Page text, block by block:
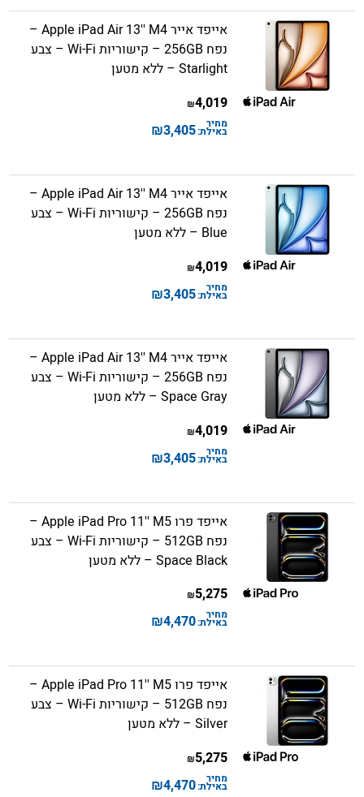
אייפד אייר Apple iPad Air 13'' M4 –
נפח 256GB – קישוריות Wi-Fi – צבע
Starlight – ללא מטען
4,019
₪
מחיר
באילת:3,405
₪
אייפד אייר Apple iPad Air 13'' M4 –
נפח 256GB – קישוריות Wi-Fi – צבע
Blue – ללא מטען
4,019
₪
מחיר
באילת:3,405
₪
אייפד אייר Apple iPad Air 13'' M4 –
נפח 256GB – קישוריות Wi-Fi – צבע
Space Gray – ללא מטען
4,019
₪
מחיר
באילת:3,405
₪
אייפד פרו Apple iPad Pro 11'' M5 –
נפח 512GB – קישוריות Wi-Fi – צבע
Space Black – ללא מטען
5,275
₪
מחיר
באילת:4,470
₪
אייפד פרו Apple iPad Pro 11'' M5 –
נפח 512GB – קישוריות Wi-Fi – צבע
Silver – ללא מטען
5,275
₪
מחיר
באילת:4,470
₪